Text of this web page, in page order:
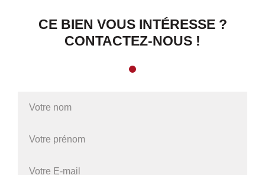
CE BIEN VOUS INTÉRESSE ?
CONTACTEZ-NOUS !